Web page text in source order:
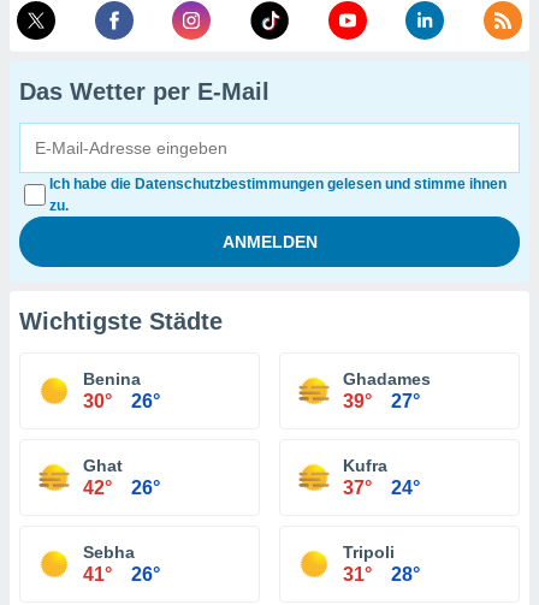
Das Wetter per E-Mail
Ich habe die Datenschutzbestimmungen gelesen und stimme ihnen
zu.
Wichtigste Städte
Benina
30° 26°
Ghadames
39° 27°
Ghat
42° 26°
Kufra
37° 24°
Sebha
41° 26°
Tripoli
31° 28°